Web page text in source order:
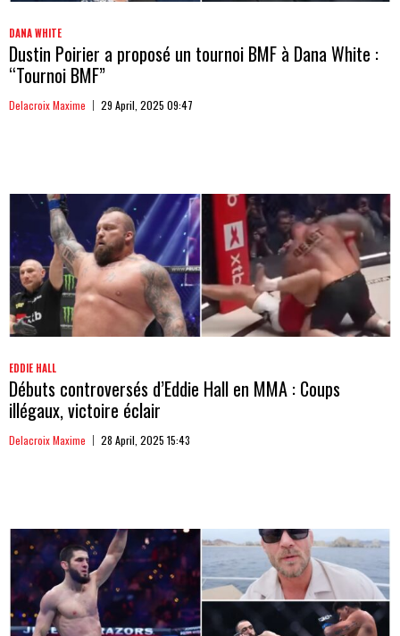
DANA WHITE
Dustin Poirier a proposé un tournoi BMF à Dana White :
“Tournoi BMF”
Delacroix Maxime 29 April, 2025 09:47
EDDIE HALL
Débuts controversés d’Eddie Hall en MMA : Coups
illégaux, victoire éclair
Delacroix Maxime 28 April, 2025 15:43